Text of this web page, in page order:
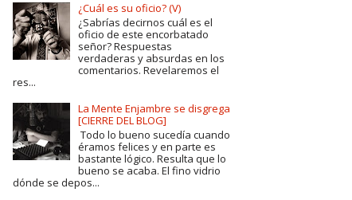
¿Cuál es su oficio? (V)
¿Sabrías decirnos cuál es el
oficio de este encorbatado
señor? Respuestas
verdaderas y absurdas en los
comentarios. Revelaremos el
res...
La Mente Enjambre se disgrega
[CIERRE DEL BLOG]
Todo lo bueno sucedía cuando
éramos felices y en parte es
bastante lógico. Resulta que lo
bueno se acaba. El fino vidrio
dónde se depos...